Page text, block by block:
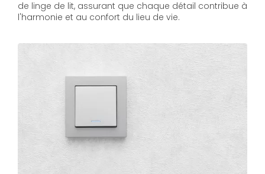
de linge de lit, assurant que chaque détail contribue à
l'harmonie et au confort du lieu de vie.